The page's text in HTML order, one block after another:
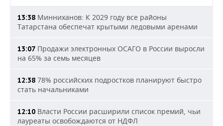
13:38 Минниханов: К 2029 году все районы
Татарстана обеспечат крытыми ледовыми аренами
13:07 Продажи электронных ОСАГО в России выросли
на 65% за семь месяцев
12:38 78% российских подростков планируют быстро
стать начальниками
12:10 Власти России расширили список премий, чьи
лауреаты освобождаются от НДФЛ